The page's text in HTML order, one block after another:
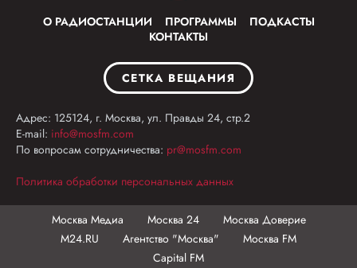
О РАДИОСТАНЦИИ ПРОГРАММЫ
ПОДКАСТЫ
КОНТАКТЫ
СЕТКА ВЕЩАНИЯ
Адрес: 125124, г. Москва, ул. Правды 24, стр.2
E-mail: info@mosfm.com
По вопросам сотрудничества: pr@mosfm.com
Политика обработки персональных данных
Москва Медиа Москва 24
Москва Доверие
М24.RU
Агентство "Москва"
Москва FM
Capital FM